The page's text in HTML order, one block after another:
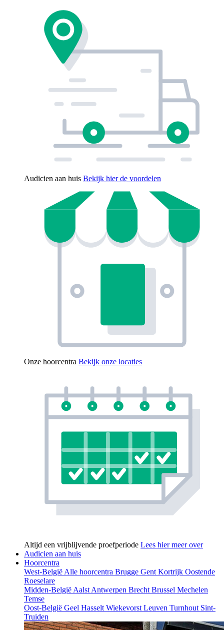
Audicien aan huis Bekijk hier de voordelen
Onze hoorcentra Bekijk onze locaties
Altijd een vrijblijvende proefperiode Lees hier meer over
Audicien aan huis
Hoorcentra
West-België Alle hoorcentra Brugge Gent Kortrijk Oostende
Roeselare
Midden-België Aalst Antwerpen Brecht Brussel Mechelen
Temse
Oost-België Geel Hasselt Wiekevorst Leuven Turnhout Sint-
Truiden